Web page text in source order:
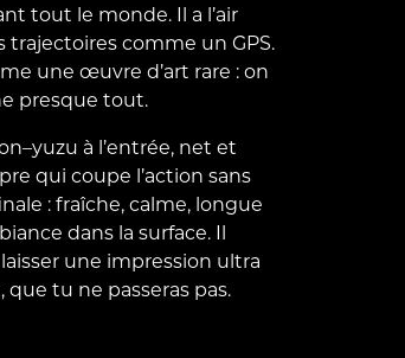
tout le monde. Il a l’air
comme un GPS.
une œuvre d’art rare : on
presque tout.
à l’entrée, net et
qui coupe l’action sans
: fraîche, calme, longue
dans la surface. Il
une impression ultra
tu ne passeras pas.